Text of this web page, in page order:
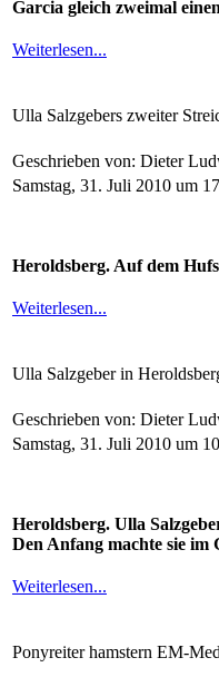
Garcia gleich zweimal
Weiterlesen...
Ulla Salzgebers zweiter
Geschrieben von: Dieter
Samstag, 31. Juli 2010 um
Heroldsberg. Auf dem
Weiterlesen...
Ulla Salzgeber in
Geschrieben von: Dieter
Samstag, 31. Juli 2010 um
Heroldsberg. Ulla
Den Anfang machte sie
Weiterlesen...
Ponyreiter hamstern EM-